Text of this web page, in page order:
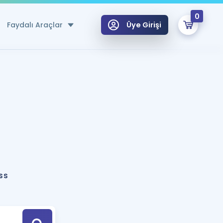
Faydalı Araçlar
Hesaplama Aracı
için Öneriler
Tek Takvimde
Üye Girişi
0